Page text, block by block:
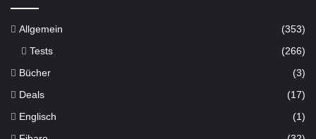
Allgemein (353)
Tests (266)
Bücher (3)
Deals (17)
Englisch (1)